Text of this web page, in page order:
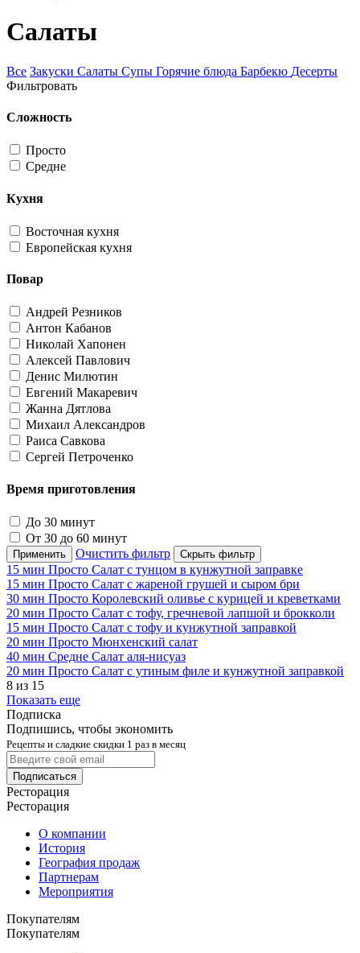
Салаты
Все Закуски Салаты Супы Горячие блюда Барбекю Десерты
Фильтровать
Сложность
Просто
Средне
Кухня
Восточная кухня
Европейская кухня
Повар
Андрей Резников
Антон Кабанов
Николай Хапонен
Алексей Павлович
Денис Милютин
Евгений Макаревич
Жанна Дятлова
Михаил Александров
Раиса Савкова
Сергей Петроченко
Время приготовления
До 30 минут
От 30 до 60 минут
Применить Очистить фильтр Скрыть фильтр
15 мин Просто Салат с тунцом в кунжутной заправке
15 мин Просто Салат с жареной грушей и сыром бри
30 мин Просто Королевский оливье с курицей и креветками
20 мин Просто Салат с тофу, гречневой лапшой и брокколи
15 мин Просто Салат с тофу и кунжутной заправкой
20 мин Просто Мюнхенский салат
40 мин Средне Салат аля-нисуаз
20 мин Просто Салат с утиным филе и кунжутной заправкой
8 из 15
Показать еще
Подписка
Подпишись, чтобы экономить
Рецепты и сладкие скидки 1 раз в месяц
Подписаться
Ресторация
Ресторация
О компании
История
География продаж
Партнерам
Мероприятия
Покупателям
Покупателям